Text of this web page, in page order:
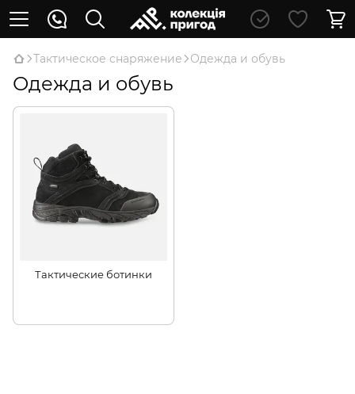
Тактическое снаряжение Одежда и обувь
Одежда и обувь
Тактические ботинки